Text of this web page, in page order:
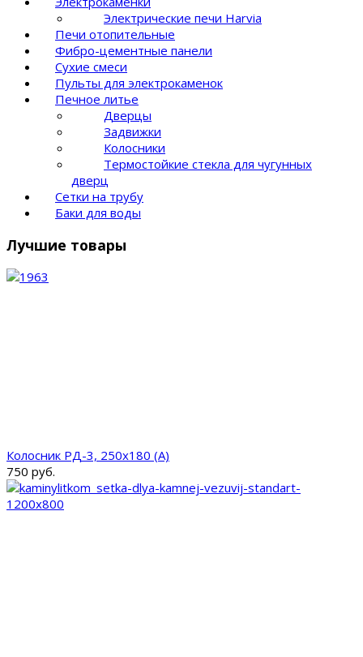
Электрические печи Harvia
Печи отопительные
Фибро-цементные панели
Сухие смеси
Пульты для электрокаменок
Печное литье
Дверцы
Задвижки
Колосники
Термостойкие стекла для чугунных
дверц
Сетки на трубу
Баки для воды
Лучшие товары
Колосник РД-3, 250х180 (А)
750 руб.